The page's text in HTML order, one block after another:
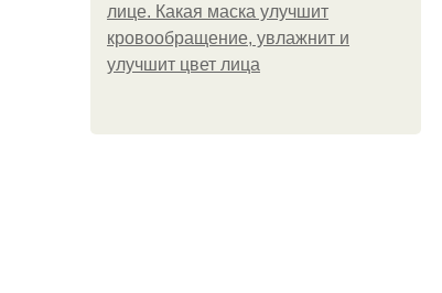
лице. Какая маска улучшит
кровообращение, увлажнит и
улучшит цвет лица